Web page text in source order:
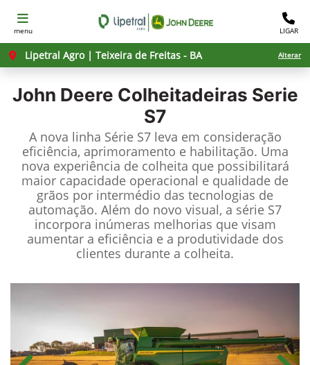
menu LIGAR
Lipetral Agro | Teixeira de Freitas - BA Alterar
John Deere Colheitadeiras Serie
S7
A nova linha Série S7 leva em consideração
eficiência, aprimoramento e habilitação. Uma
nova experiência de colheita que possibilitará
maior capacidade operacional e qualidade de
grãos por intermédio das tecnologias de
automação. Além do novo visual, a série S7
incorpora inúmeras melhorias que visam
aumentar a eficiência e a produtividade dos
clientes durante a colheita.